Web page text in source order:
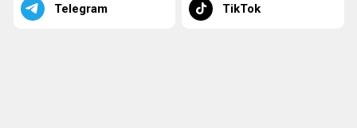
Telegram TikTok